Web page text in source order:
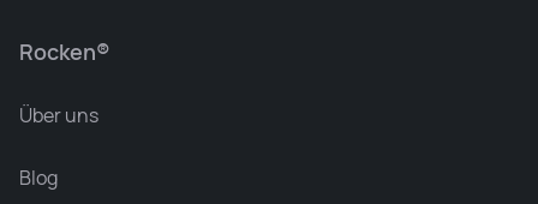
Rocken®
Über uns
Blog